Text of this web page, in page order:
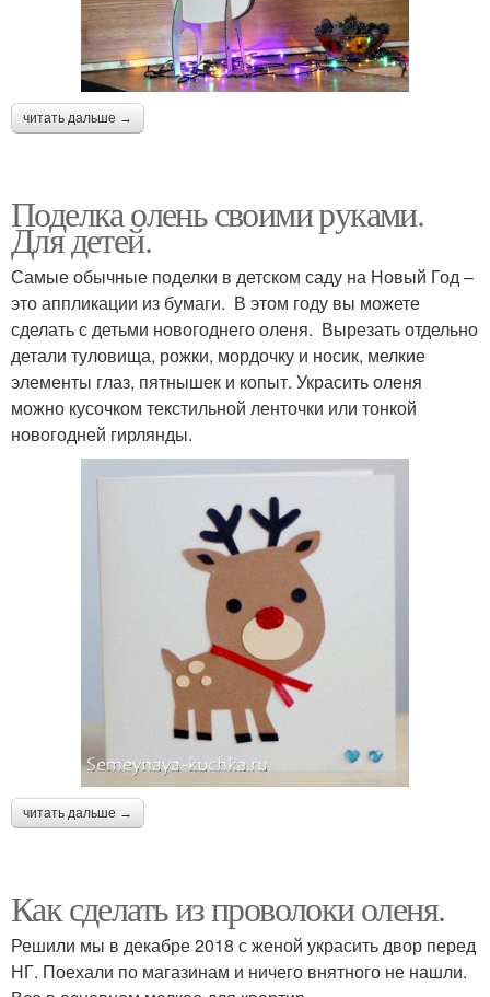
читать дальше →
Поделка олень своими руками.
Для детей.
Самые обычные поделки в детском саду на Новый Год –
это аппликации из бумаги. В этом году вы можете
сделать с детьми новогоднего оленя. Вырезать отдельно
детали туловища, рожки, мордочку и носик, мелкие
элементы глаз, пятнышек и копыт. Украсить оленя
можно кусочком текстильной ленточки или тонкой
новогодней гирлянды.
читать дальше →
Как сделать из проволоки оленя.
Решили мы в декабре 2018 с женой украсить двор перед
НГ. Поехали по магазинам и ничего внятного не нашли.